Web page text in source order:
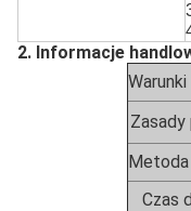
2. Informacje
Zasady
Metoda
Czas